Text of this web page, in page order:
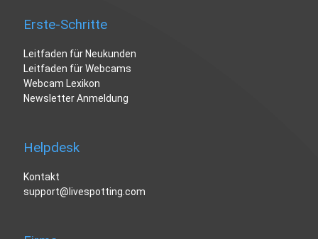
Erste-Schritte
Leitfaden für Neukunden
Leitfaden für Webcams
Webcam Lexikon
Newsletter Anmeldung
Helpdesk
Kontakt
support@livespotting.com